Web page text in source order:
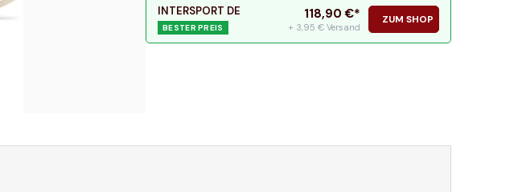
INTERSPORT DE
BESTER PREIS
118,90 €*
+ 3,95 € Versand
ZUM SHOP